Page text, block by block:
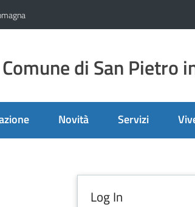
Comune di San Pietro
Novità Servizi
Log In